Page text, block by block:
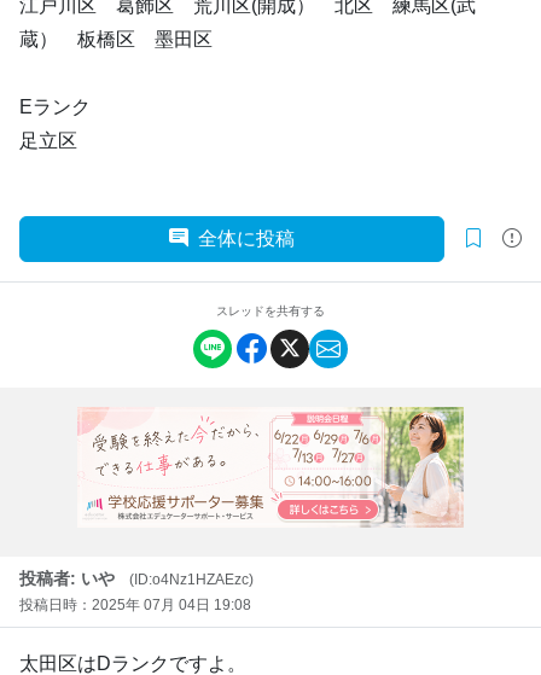
江戸川区 葛飾区 荒川区(開成） 北区 練馬区(武
蔵） 板橋区 墨田区
Eランク
足立区
全体に投稿
スレッドを共有する
投稿者: いや
(ID:o4Nz1HZAEzc)
投稿日時：2025年 07月 04日 19:08
太田区はDランクですよ。